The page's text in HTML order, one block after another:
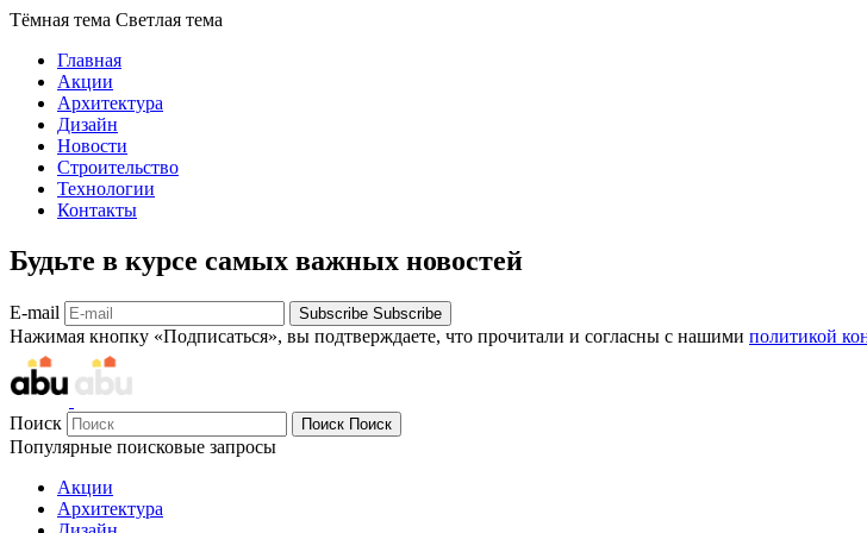
Тёмная тема Светлая тема
Главная
Акции
Архитектура
Дизайн
Новости
Строительство
Технологии
Контакты
Будьте в курсе самых важных новостей
E-mail Subscribe Subscribe
Нажимая кнопку «Подписаться», вы подтверждаете, что прочитали и согласны с нашими политикой
Поиск Поиск Поиск
Популярные поисковые запросы
Акции
Архитектура